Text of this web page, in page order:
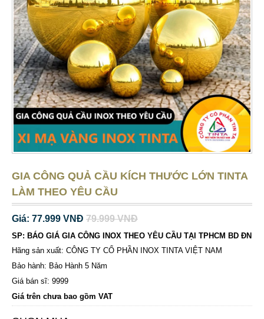
GIA CÔNG QUẢ CẦU KÍCH THƯỚC LỚN TINTA
LÀM THEO YÊU CẦU
Giá: 77.999 VNĐ 79.999 VNĐ
SP: BÁO GIÁ GIA CÔNG INOX THEO YÊU CẦU TẠI TPHCM BD ĐN
Hãng sản xuất: CÔNG TY CỔ PHẦN INOX TINTA VIỆT NAM
Bảo hành: Bảo Hành 5 Năm
Giá bán sĩ: 9999
Giá trên chưa bao gồm VAT